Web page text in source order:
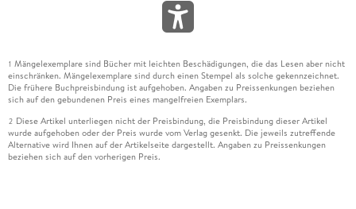
1 Mängelexemplare sind Bücher mit leichten Beschädigungen, die das Lesen aber nicht
einschränken. Mängelexemplare sind durch einen Stempel als solche gekennzeichnet.
Die frühere Buchpreisbindung ist aufgehoben. Angaben zu Preissenkungen beziehen
sich auf den gebundenen Preis eines mangelfreien Exemplars.
2 Diese Artikel unterliegen nicht der Preisbindung, die Preisbindung dieser Artikel
wurde aufgehoben oder der Preis wurde vom Verlag gesenkt. Die jeweils zutreffende
Alternative wird Ihnen auf der Artikelseite dargestellt. Angaben zu Preissenkungen
beziehen sich auf den vorherigen Preis.